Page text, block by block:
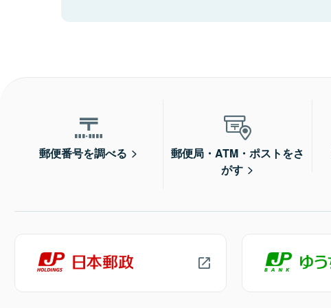
郵便番号を調べる
郵便局・ATM・ポストをさ
がす